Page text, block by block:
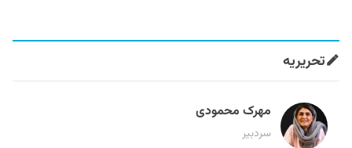
تحریریه
مهرک محمودی
سردبیر